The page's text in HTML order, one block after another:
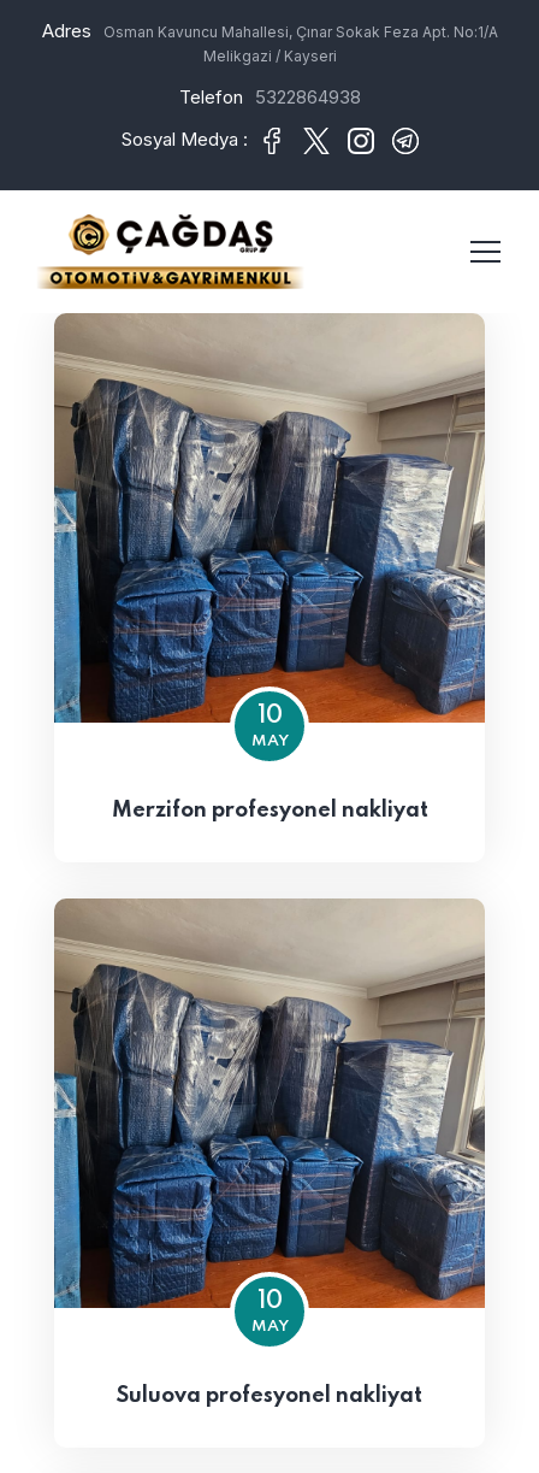
Adres
Osman Kavuncu Mahallesi, Çınar Sokak Feza Apt. No:1/A
Melikgazi / Kayseri
Telefon
5322864938
Sosyal Medya :
10
MAY
Merzifon profesyonel nakliyat
10
MAY
Suluova profesyonel nakliyat